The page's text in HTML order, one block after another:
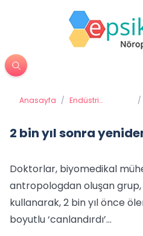
Anasayfa / Endüstri
/
2 bin yıl sonra
Doktorlar, biyomedikal
antropologdan oluşan
kullanarak, 2 bin yıl önce
boyutlu ‘canlandırdı’...